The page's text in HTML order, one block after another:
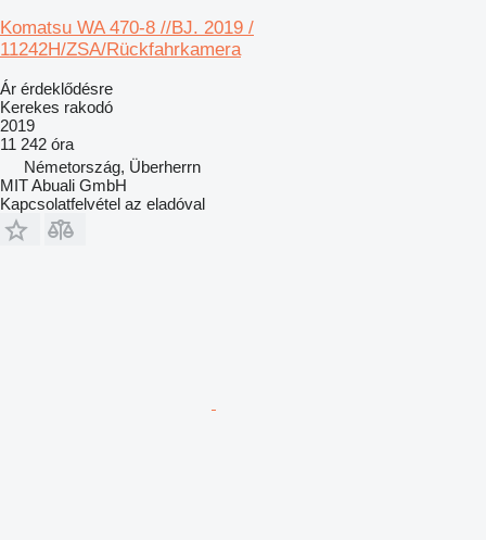
Komatsu WA 470-8 //BJ. 2019 /
11242H/ZSA/Rückfahrkamera
Ár érdeklődésre
Kerekes rakodó
2019
11 242 óra
Németország, Überherrn
MIT Abuali GmbH
Kapcsolatfelvétel az eladóval